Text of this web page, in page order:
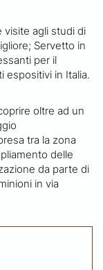
visite agli studi di
Servetto in
per il
espositivi in Italia.
oltre ad un
tra la zona
delle
da parte di
in via